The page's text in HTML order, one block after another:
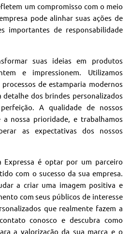
um compromisso com o meio
pode alinhar suas ações de
importantes de responsabilidade
suas ideias em produtos
e impressionem. Utilizamos
de estamparia modernos
dos brindes personalizados
A qualidade de nossos
nossa prioridade, e trabalhamos
as expectativas dos nossos
Expressa é optar por um parceiro
com o sucesso da sua empresa.
a criar uma imagem positiva e
com seus públicos de interesse
que realmente fazem a
conosco e descubra como
a valorização da sua marca e o